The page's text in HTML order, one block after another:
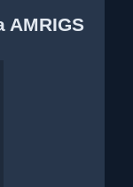
AMRIGS